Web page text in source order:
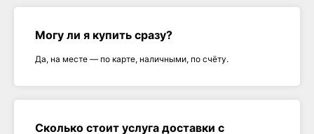
Могу ли я купить сразу?
Да, на месте — по карте, наличными, по счёту.
Сколько стоит услуга доставки с